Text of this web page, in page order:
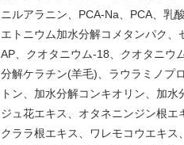
ニルアラニン、PCA-Na、PCA、乳
エトニウム加水分解コメタンパク
AP、クオタニウム-18、クオタニウ
分解ケラチン(羊毛)、ラウラミノプ
トン、加水分解コンキオリン、加
ジュ花エキス、オタネニンジン根エ
クララ根エキス、ワレモコウエキ